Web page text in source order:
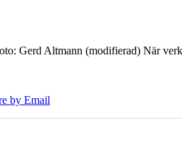
Gerd Altmann (modifierad) När
by Email